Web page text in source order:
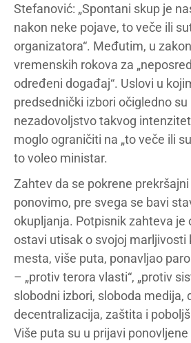
Stefanović: „Spontani skup je
nakon neke pojave, to veče ili
organizatora“. Međutim, u
vremenskih rokova za
određeni događaj“. Uslovi u
predsednički izbori očigledno su
nezadovoljstvo takvog
moglo ograničiti na „to veče ili
to voleo ministar.
Zahtev da se pokrene
ponovimo, pre svega se bavi
okupljanja. Potpisnik zahteva je
ostavi utisak o svojoj marljivosti
mesta, više puta, ponavljao
– „protiv terora vlasti“, „protiv
slobodni izbori, sloboda medija,
decentralizacija, zaštita i
Više puta su u prijavi